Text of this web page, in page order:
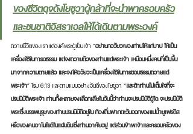
ของชีวิตดุจดังโยชูวาผู้กล้าที่จะนำพาครอบครัว
และชนชาติอิสราเอลให้ได้เดินตามพระองค์
ถวายชีวิตของเราแด่องค์พระผู้เป็นเจ้า “อย่ายกอวัยวะของท่านให้แก่บาป ให้เป็น
เครื่องใช้ในการอธรรม แต่จงถวายตัวของท่านแด่พระเจ้า เหมือนหนึ่งคนที่เป็นขึ้น
มาจากความตายแล้ว และจงให้อวัยวะเป็นเครื่องใช้ในการชอบธรรมถวายแด่
พระเจ้า” โรม 6:13 และตามแบบอย่างอันดีของโยชูวา “และถ้าท่านไม่เต็มใจที่จะ
ปรนนิบัติพระเจ้า ท่านทั้งหลายจงเลือกเสียในวันนี้ว่าท่านจะปรนนิบัติผู้ใด จะปรนนิบัติ
พระซึ่งบรรพบุรุษของท่านปรนนิบัติอยู่ใน ท้องถิ่นฟากตะวันออกของแม่น้ำยูเฟรติส
หรือของคนอาโมไรต์ในแผ่นดินซึ่งท่านอาศัยอยู่ แต่ส่วนข้าพเจ้าและครอบครัวของ